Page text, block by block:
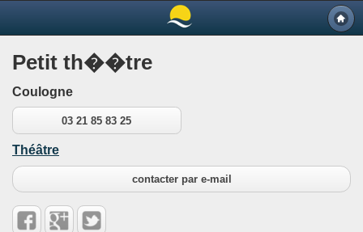
Petit th��tre
Coulogne
03 21 85 83 25
Théâtre
contacter par e-mail